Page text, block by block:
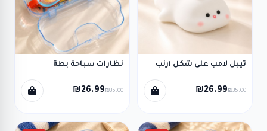
تيبل لامب على شكل أرنب
₪26.99₪35.00
نظارات سباحة بطة
₪26.99₪35.00